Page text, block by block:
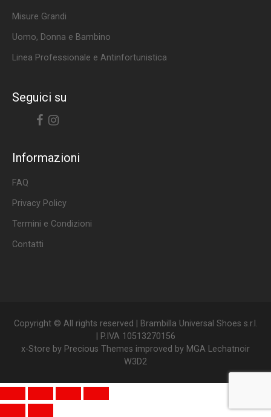
Misure Grandi
Uomo, Donna e Bambino
Linea Professionale e Antinfortunistica
Seguici su
Informazioni
FAQ
Privacy Policy
Termini e Condizioni
Contatti
Copyright © All rights reserved | Brambilla Universal Shoes s.r.l.
| P.IVA 10513270156
x-Store by Precious Themes improved by MGA Lechatnoir
W3D2